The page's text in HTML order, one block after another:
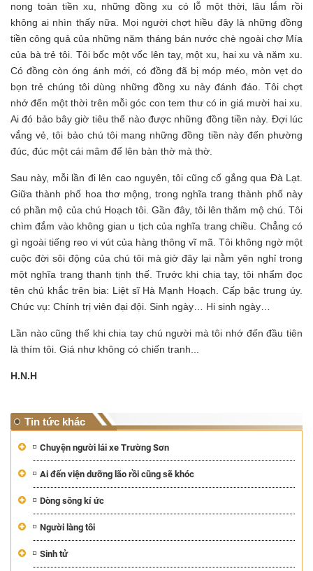
nong toàn tiền xu, những đồng xu có lỗ một thời, lâu lắm rồi
không ai nhìn thấy nữa. Mọi người chợt hiều đây là những đồng
tiền công quả của những năm tháng bán nước chè ngoài chợ Mía
của bà trẻ tôi. Tôi bốc một vốc lên tay, một xu, hai xu và năm xu.
Có đồng còn óng ánh mới, có đồng đã bị móp méo, mòn vẹt do
bọn trẻ chúng tôi dùng những đồng xu này đánh đáo. Tôi chợt
nhớ đến một thời trên mỗi góc con tem thư có in giá mười hai xu.
Ai đó bảo bây giờ tiêu thế nào được những đồng tiền này. Đợi lúc
vắng vẻ, tôi bảo chú tôi mang những đồng tiền này đến phường
đúc, đúc một cái mâm để lên bàn thờ mà thờ.
Sau này, mỗi lần đi lên cao nguyên, tôi cũng cố gắng qua Đà Lạt.
Giữa thành phố hoa thơ mộng, trong nghĩa trang thành phố này
có phần mộ của chú Hoạch tôi. Gần đây, tôi lên thăm mộ chú. Tôi
chìm đắm vào không gian u tịch của nghĩa trang chiều. Chẳng có
gì ngoài tiếng reo vi vút của hàng thông vĩ mã. Tôi không ngờ một
cuộc đời sôi động của chú tôi mà giờ đây lại nằm yên nghỉ trong
một nghĩa trang thanh tịnh thế. Trước khi chia tay, tôi nhẩm đọc
tên chú khắc trên bia: Liệt sĩ Hà Mạnh Hoạch. Cấp bậc trung úy.
Chức vụ: Chính trị viên đại đội. Sinh ngày… Hi sinh ngày…
Lần nào cũng thế khi chia tay chú người mà tôi nhớ đến đầu tiên
là thím tôi. Giá như không có chiến tranh...
H.N.H
Tin tức khác
Chuyện người lái xe Trường Sơn
Ai đến viện dưỡng lão rồi cũng sẽ khóc
Dòng sông kí ức
Người làng tôi
Sinh tử